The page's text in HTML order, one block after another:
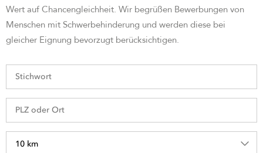
Wert auf Chancengleichheit. Wir begrüßen Bewerbungen von
Menschen mit Schwerbehinderung und werden diese bei
gleicher Eignung bevorzugt berücksichtigen.
10 km